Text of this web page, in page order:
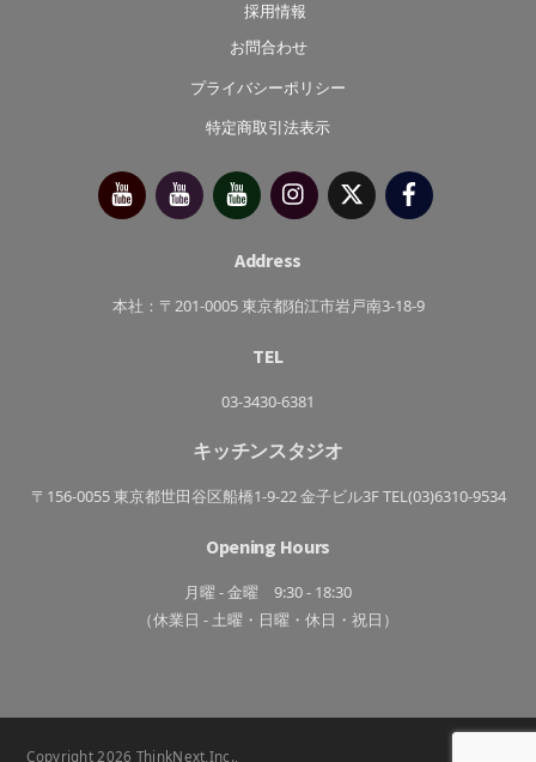
採用情報
お問合わせ
プライバシーポリシー
特定商取引法表示
今
別
府
べ
っ
ぷ
べ
っ
ぷ
き
ん
InstagramX（旧
Twitter）
Address
本社：〒201-0005 東京都狛江市岩戸南3-18-9
TEL
03-3430-6381
キッチンスタジオ
〒156-0055 東京都世田谷区船橋1-9-22 金子ビル3F TEL(03)6310-9534
Opening Hours
月曜 - 金曜 9:30 - 18:30
（休業日 - 土曜・日曜・休日・祝日）
Copyright 2026 ThinkNext,Inc.,